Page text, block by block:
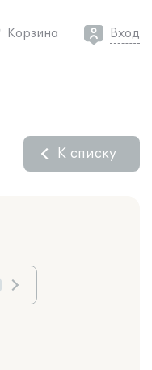
Корзина Вход
К списку